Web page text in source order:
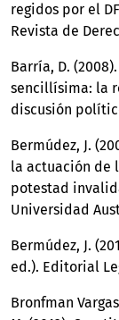
regidos por el
Revista de
Barría, D.
sencillísima: la
discusión
Bermúdez, J.
la actuación de
potestad
Universidad
Bermúdez, J.
ed.). Editorial
Bronfman